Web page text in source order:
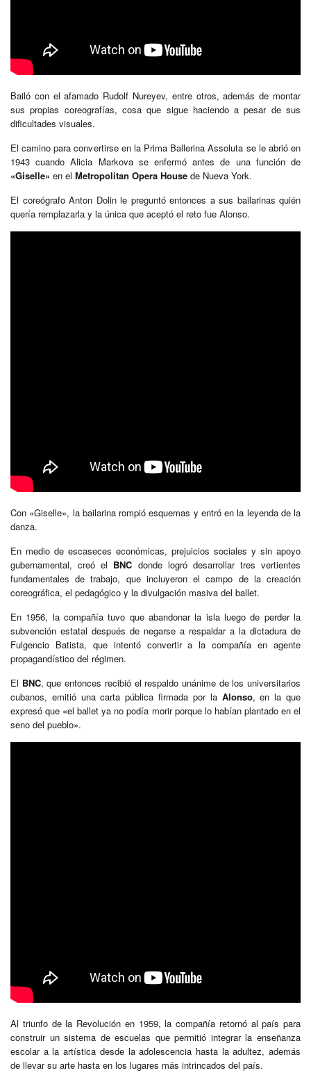
Bailó con el afamado Rudolf Nureyev, entre otros, además de montar
sus propias coreografías, cosa que sigue haciendo a pesar de sus
dificultades visuales.
El camino para convertirse en la Prima Ballerina Assoluta se le abrió en
1943 cuando Alicia Markova se enfermó antes de una función de
«Giselle» en el Metropolitan Opera House de Nueva York.
El coreógrafo Anton Dolin le preguntó entonces a sus bailarinas quién
quería remplazarla y la única que aceptó el reto fue Alonso.
Con «Giselle», la bailarina rompió esquemas y entró en la leyenda de la
danza.
En medio de escaseces económicas, prejuicios sociales y sin apoyo
gubernamental, creó el BNC donde logró desarrollar tres vertientes
fundamentales de trabajo, que incluyeron el campo de la creación
coreográfica, el pedagógico y la divulgación masiva del ballet.
En 1956, la compañía tuvo que abandonar la isla luego de perder la
subvención estatal después de negarse a respaldar a la dictadura de
Fulgencio Batista, que intentó convertir a la compañía en agente
propagandístico del régimen.
El BNC, que entonces recibió el respaldo unánime de los universitarios
cubanos, emitió una carta pública firmada por la Alonso, en la que
expresó que «el ballet ya no podía morir porque lo habían plantado en el
seno del pueblo».
Al triunfo de la Revolución en 1959, la compañía retornó al país para
construir un sistema de escuelas que permitió integrar la enseñanza
escolar a la artística desde la adolescencia hasta la adultez, además
de llevar su arte hasta en los lugares más intrincados del país.